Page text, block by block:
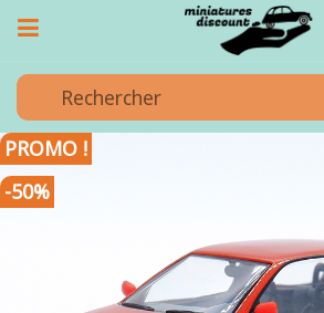
PROMO !
-50%